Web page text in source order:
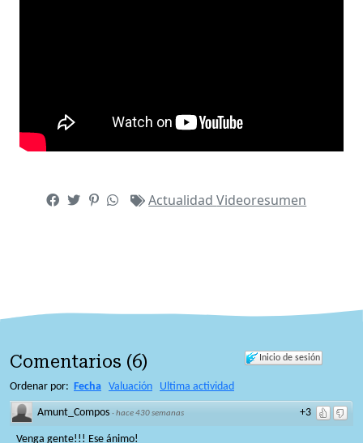
ActualidadVideoresumen
Inicio de sesión
Comentarios (6)
Ordenar por: Fecha Valuación Ultima actividad
+3
Amunt_Compos ·hace 430 semanas
Venga gente!!! Ese ánimo!